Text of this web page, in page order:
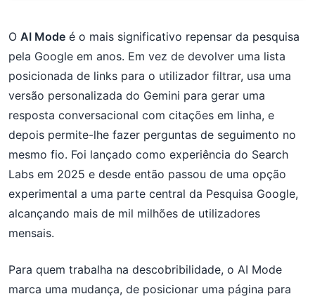
O AI Mode é o mais significativo repensar da pesquisa
pela Google em anos. Em vez de devolver uma lista
posicionada de links para o utilizador filtrar, usa uma
versão personalizada do Gemini para gerar uma
resposta conversacional com citações em linha, e
depois permite-lhe fazer perguntas de seguimento no
mesmo fio. Foi lançado como experiência do Search
Labs em 2025 e desde então passou de uma opção
experimental a uma parte central da Pesquisa Google,
alcançando mais de mil milhões de utilizadores
mensais.
Para quem trabalha na descobribilidade, o AI Mode
marca uma mudança, de posicionar uma página para